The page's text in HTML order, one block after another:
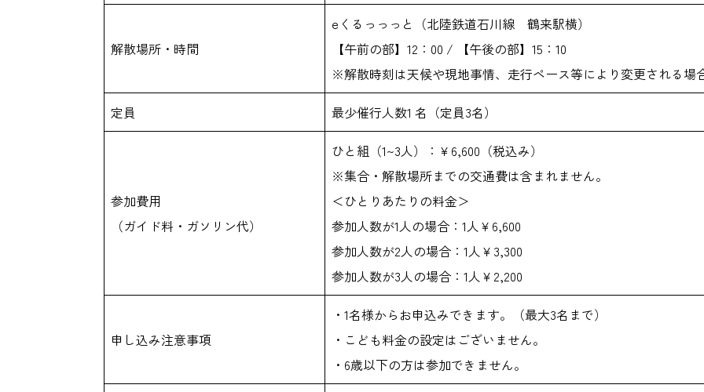
解散場所・時間
eくるっっっと（北陸鉄道石川線 鶴来駅横）
【午前の部】12：00 / 【午後の部】15：10
※解散時刻は天候や現地事情、走行ペース等により変更される場
定員 最少催行人数1 名（定員3名）
参加費用
（ガイド料・ガソリン代）
ひと組（1~3人）：￥6,600（税込み）
※集合・解散場所までの交通費は含まれません。
＜ひとりあたりの料金＞
参加人数が1人の場合：1人￥6,600
参加人数が2人の場合：1人￥3,300
参加人数が3人の場合：1人￥2,200
申し込み注意事項
・1名様からお申込みできます。（最大3名まで）
・こども料金の設定はございません。
・6歳以下の方は参加できません。